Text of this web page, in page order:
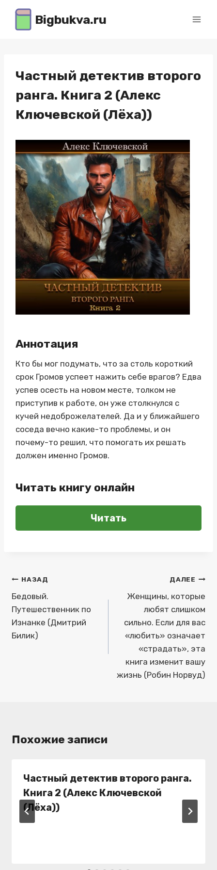
Перейти
содержимому
Bigbukva.ru
Частный детектив второго
ранга. Книга 2 (Алекс
Ключевской (Лёха))
Аннотация
Кто бы мог подумать, что за столь короткий
срок Громов успеет нажить себе врагов? Едва
успев осесть на новом месте, толком не
приступив к работе, он уже столкнулся с
кучей недоброжелателей. Да и у ближайшего
соседа вечно какие-то проблемы, и он
почему-то решил, что помогать их решать
должен именно Громов.
Читать книгу онлайн
Читать
Навигация
по
записям
НАЗАД
Бедовый.
Путешественник по
Изнанке (Дмитрий
Билик)
ДАЛЕЕ
Женщины, которые
любят слишком
сильно. Если для вас
«любить» означает
«страдать», эта
книга изменит вашу
жизнь (Робин Норвуд)
Похожие записи
Частный детектив второго ранга.
Книга 2 (Алекс Ключевской
(Лёха))